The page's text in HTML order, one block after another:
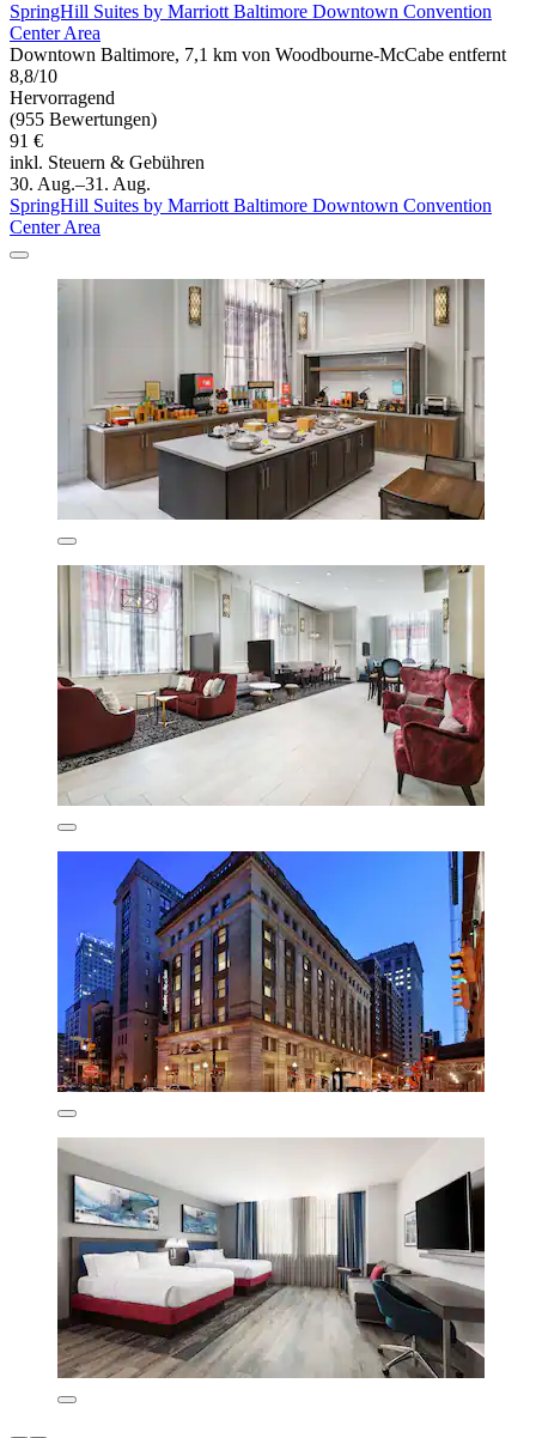
SpringHill Suites by Marriott Baltimore Downtown Convention
Center Area
Downtown Baltimore, 7,1 km von Woodbourne-McCabe entfernt
8,8/10
Hervorragend
(955 Bewertungen)
91 €
inkl. Steuern & Gebühren
30. Aug.–31. Aug.
SpringHill Suites by Marriott Baltimore Downtown Convention
Center Area